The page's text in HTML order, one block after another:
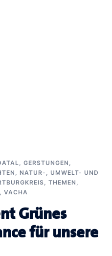
GERSTUNGEN
NATUR-, UMWELT- UND
THEMEN
VACHA
Grünes
für unsere